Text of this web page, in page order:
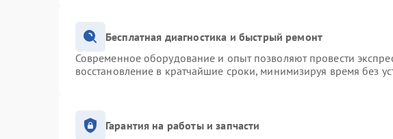
Бесплатная диагностика и быстрый ремонт
Современное оборудование и опыт позволяют провести
восстановление в кратчайшие сроки, минимизируя время без
Гарантия на работы и запчасти